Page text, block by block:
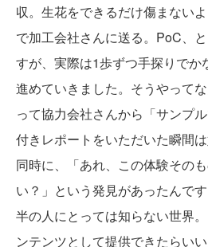
収。生花をできるだけ傷まない
で加工会社さんに送る。PoC、
すが、実際は1歩ずつ手探りでか
進めていきました。そうやって
って協力会社さんから「サンプ
付きレポートをいただいた瞬間
同時に、「あれ、この体験その
い？」という発見があったんで
半の人にとっては知らない世界
ンテンツとして提供できたらい